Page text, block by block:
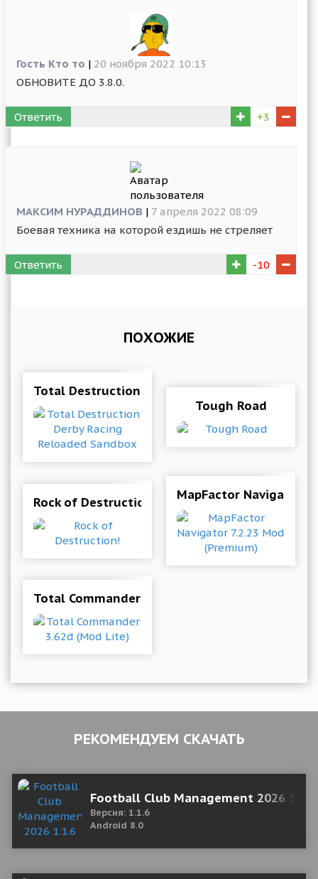
Гость Кто то | 20 ноября 2022 10:13
ОБНОВИТЕ ДО 3.8.0.
Ответить +3
МАКСИМ НУРАДДИНОВ | 7 апреля 2022 08:09
Боевая техника на которой ездишь не стреляет
Ответить -10
ПОХОЖИЕ
Total Destruction Derby Racing Reloaded
Tough Road
Rock of Destruction! MapFactor Navigator
Total Commander 3.62d (Mod Lite)
РЕКОМЕНДУЕМ СКАЧАТЬ
Football Club Management 2026
Версия: 1.1.6
Android 8.0